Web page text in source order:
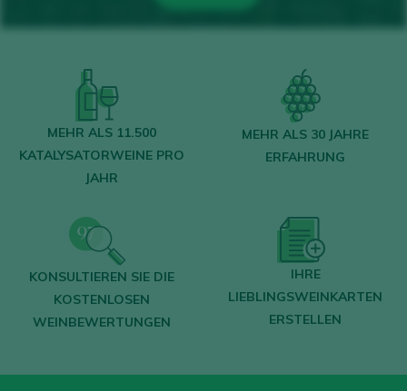
MEHR ALS 11.500
KATALYSATORWEINE PRO
JAHR
MEHR ALS 30 JAHRE
ERFAHRUNG
KONSULTIEREN SIE DIE
KOSTENLOSEN
WEINBEWERTUNGEN
IHRE
LIEBLINGSWEINKARTEN
ERSTELLEN